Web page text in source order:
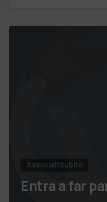
Associati Subito
Entra a far